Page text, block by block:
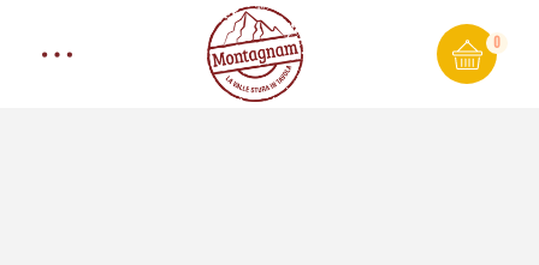
0